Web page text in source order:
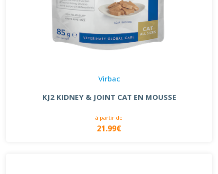
Virbac
KJ2 KIDNEY & JOINT CAT EN MOUSSE
à partir de
21.99€